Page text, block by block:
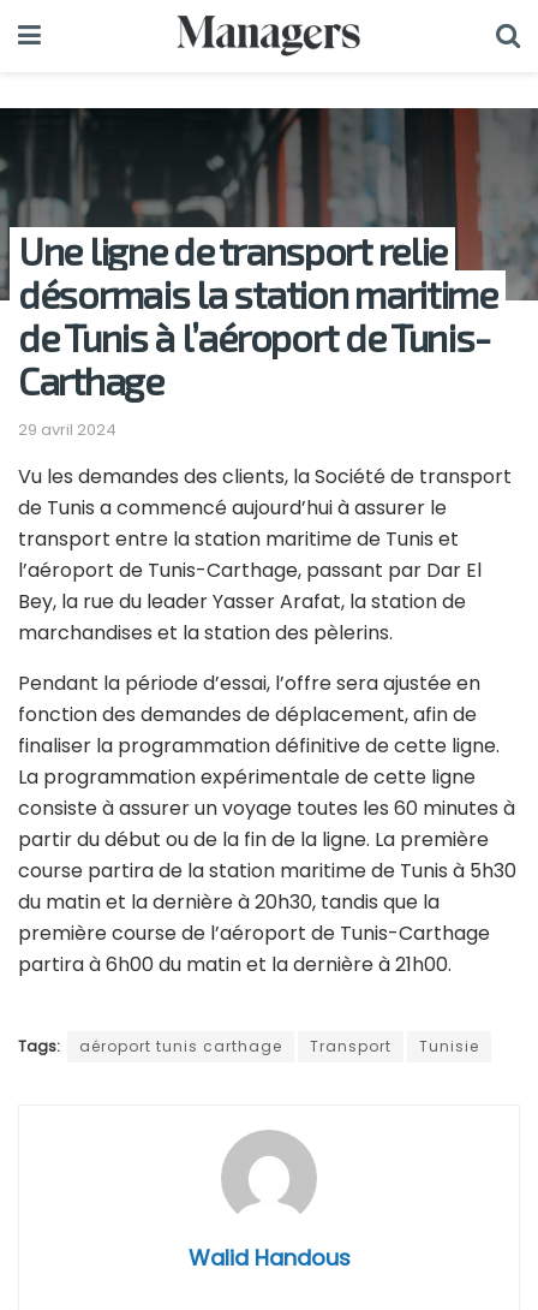
Une ligne de transport relie
désormais la station maritime
de Tunis à l’aéroport de Tunis-
Carthage
29 avril 2024
Vu les demandes des clients, la Société de transport
de Tunis a commencé aujourd’hui à assurer le
transport entre la station maritime de Tunis et
l’aéroport de Tunis-Carthage, passant par Dar El
Bey, la rue du leader Yasser Arafat, la station de
marchandises et la station des pèlerins.
Pendant la période d’essai, l’offre sera ajustée en
fonction des demandes de déplacement, afin de
finaliser la programmation définitive de cette ligne.
La programmation expérimentale de cette ligne
consiste à assurer un voyage toutes les 60 minutes à
partir du début ou de la fin de la ligne. La première
course partira de la station maritime de Tunis à 5h30
du matin et la dernière à 20h30, tandis que la
première course de l’aéroport de Tunis-Carthage
partira à 6h00 du matin et la dernière à 21h00.
Tags: aéroport tunis carthage Transport Tunisie
Walid Handous